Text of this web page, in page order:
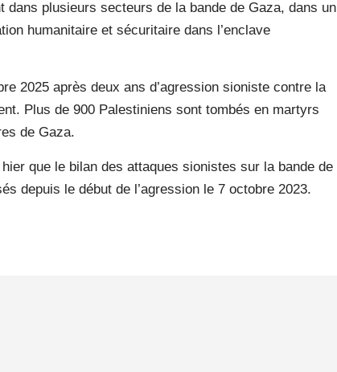
plusieurs secteurs de la bande de Gaza, dans un
humanitaire et sécuritaire dans l’enclave
2025 après deux ans d’agression sioniste contre la
Plus de 900 Palestiniens sont tombés en martyrs
de Gaza.
que le bilan des attaques sionistes sur la bande de
depuis le début de l’agression le 7 octobre 2023.